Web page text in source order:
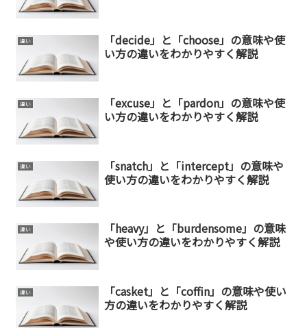
違い
「decide」と「choose」の意味や使
い方の違いをわかりやすく解説
違い
「excuse」と「pardon」の意味や使
い方の違いをわかりやすく解説
違い
「snatch」と「intercept」の意味や
使い方の違いをわかりやすく解説
違い
「heavy」と「burdensome」の意味
や使い方の違いをわかりやすく解説
違い
「casket」と「coffin」の意味や使い
方の違いをわかりやすく解説